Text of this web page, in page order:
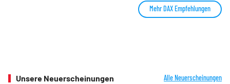
Mehr DAX Empfehlungen
Unsere Neuerscheinungen Alle Neuerscheinungen